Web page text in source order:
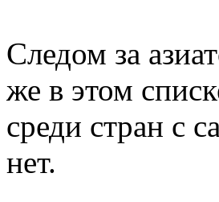
Следом за
же в этом
среди стран с
нет.